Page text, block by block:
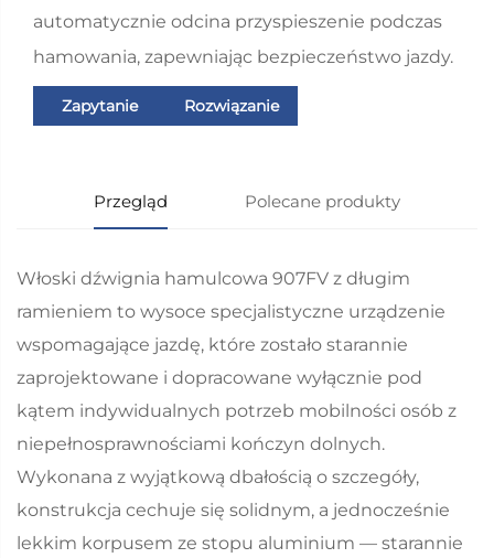
automatycznie odcina przyspieszenie podczas
hamowania, zapewniając bezpieczeństwo jazdy.
Zapytanie Rozwiązanie
Przegląd Polecane produkty
Włoski dźwignia hamulcowa 907FV z długim
ramieniem to wysoce specjalistyczne urządzenie
wspomagające jazdę, które zostało starannie
zaprojektowane i dopracowane wyłącznie pod
kątem indywidualnych potrzeb mobilności osób z
niepełnosprawnościami kończyn dolnych.
Wykonana z wyjątkową dbałością o szczegóły,
konstrukcja cechuje się solidnym, a jednocześnie
lekkim korpusem ze stopu aluminium — starannie